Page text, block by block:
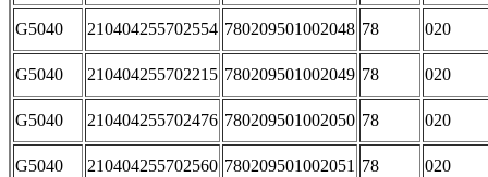
G5040 210404255702554 780209501002048 78 020
G5040 210404255702215 780209501002049 78 020
G5040 210404255702476 780209501002050 78 020
G5040 210404255702560 780209501002051 78 020